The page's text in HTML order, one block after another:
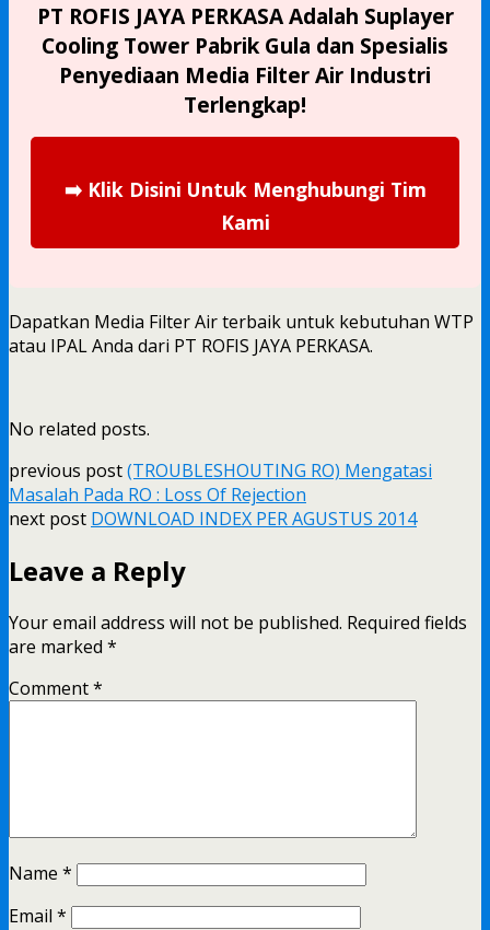
PT ROFIS JAYA PERKASA Adalah Suplayer
Cooling Tower Pabrik Gula dan Spesialis
Penyediaan Media Filter Air Industri
Terlengkap!
➡️Klik Disini Untuk Menghubungi Tim
Kami
Dapatkan Media Filter Air terbaik untuk kebutuhan WTP
atau IPAL Anda dari PT ROFIS JAYA PERKASA.
No related posts.
previous post(TROUBLESHOUTING RO) Mengatasi
Masalah Pada RO : Loss Of Rejection
next post DOWNLOAD INDEX PER AGUSTUS 2014
Leave a Reply
Your email address will not be published. Required fields
are marked *
Comment*
Name *
Email *